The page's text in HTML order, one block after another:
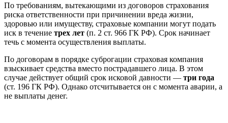
По требованиям, вытекающими из договоров страхования
риска ответственности при причинении вреда жизни,
здоровью или имуществу, страховые компании могут подать
иск в течение трех лет (п. 2 ст. 966 ГК РФ). Срок начинает
течь с момента осуществления выплаты.
По договорам в порядке суброгации страховая компания
взыскивает средства вместо пострадавшего лица. В этом
случае действует общий срок исковой давности — три года
(ст. 196 ГК РФ). Однако отсчитывается он с момента аварии, а
не выплаты денег.